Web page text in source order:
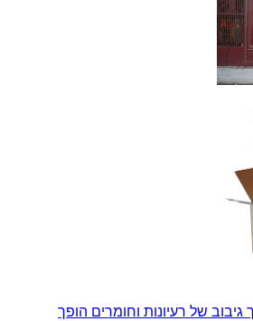
גיבוב של רעיונות וחומרים הופך